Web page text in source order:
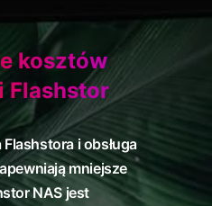
kosztów
Flashstor
i obsługa
mniejsze
NAS jest